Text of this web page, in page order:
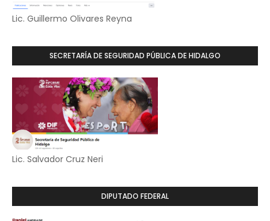
Lic. Guillermo Olivares Reyna
SECRETARÍA DE SEGURIDAD PÚBLICA DE HIDALGO
Lic. Salvador Cruz Neri
DIPUTADO FEDERAL